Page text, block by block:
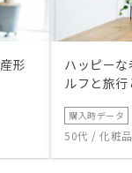
形
ハッピー
ルフと旅
購入時データ
50代 / 化粧